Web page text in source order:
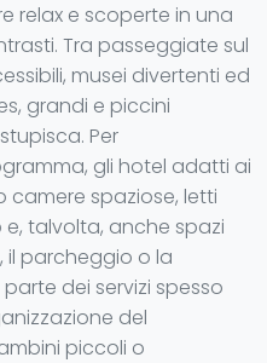
relax e scoperte in una
Tra passeggiate sul
musei divertenti ed
grandi e piccini
Per
gli hotel adatti ai
spaziose, letti
talvolta, anche spazi
il parcheggio o la
dei servizi spesso
del
piccoli o